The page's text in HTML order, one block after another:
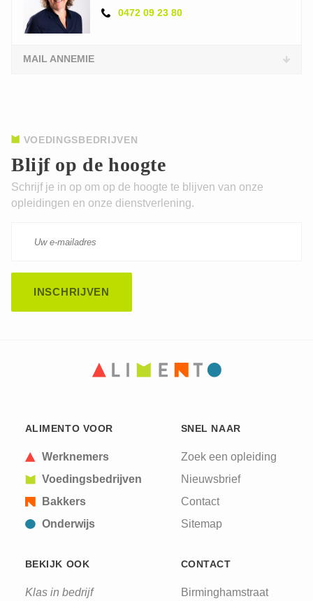
0472 09 23 80
MAIL ANNEMIE
submissions.
Blijf op de hoogte
VOEDINGSBEDRIJVEN
Schrijf je in op om op de hoogte te blijven van onze
opleidingen en onze dienstverlening.
ALIMENTO VOOR
Werknemers
Voedingsbedrijven
Bakkers
Onderwijs
SNEL NAAR
Zoek een opleiding
Nieuwsbrief
Contact
Sitemap
BEKIJK OOK
Klas in bedrijf
CONTACT
Birminghamstraat